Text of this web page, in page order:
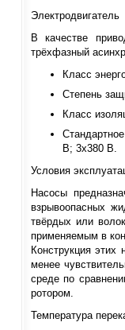
Электродвигатель
В качестве
трёхфазный
Класс
Степень
Класс
В; 3x380 В.
Условия
Насосы
взрывоопасных
твёрдых или
применяемым в
Конструкция
менее
среде по
ротором.
Температура